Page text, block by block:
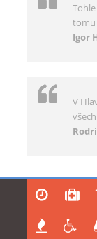
tomu
Igor
V